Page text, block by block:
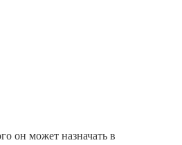
он может назначать в